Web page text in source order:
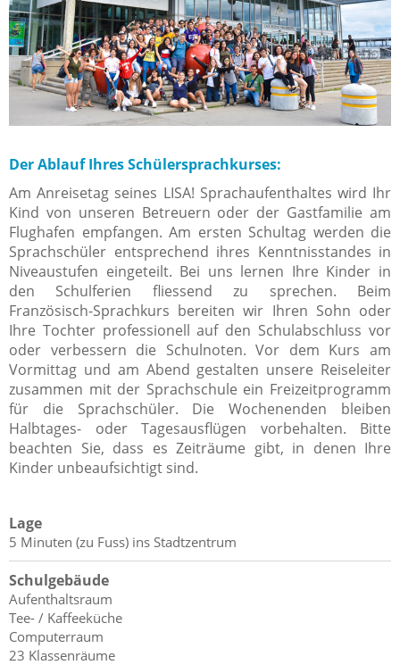
Der Ablauf Ihres Schülersprachkurses:
Am Anreisetag seines LISA! Sprachaufenthaltes wird Ihr
Kind von unseren Betreuern oder der Gastfamilie am
Flughafen empfangen. Am ersten Schultag werden die
Sprachschüler entsprechend ihres Kenntnisstandes in
Niveaustufen eingeteilt. Bei uns lernen Ihre Kinder in
den Schulferien fliessend zu sprechen. Beim
Französisch-Sprachkurs bereiten wir Ihren Sohn oder
Ihre Tochter professionell auf den Schulabschluss vor
oder verbessern die Schulnoten. Vor dem Kurs am
Vormittag und am Abend gestalten unsere Reiseleiter
zusammen mit der Sprachschule ein Freizeitprogramm
für die Sprachschüler. Die Wochenenden bleiben
Halbtages- oder Tagesausflügen vorbehalten. Bitte
beachten Sie, dass es Zeiträume gibt, in denen Ihre
Kinder unbeaufsichtigt sind.
Lage
5 Minuten (zu Fuss) ins Stadtzentrum
Schulgebäude
Aufenthaltsraum
Tee- / Kaffeeküche
Computerraum
23 Klassenräume